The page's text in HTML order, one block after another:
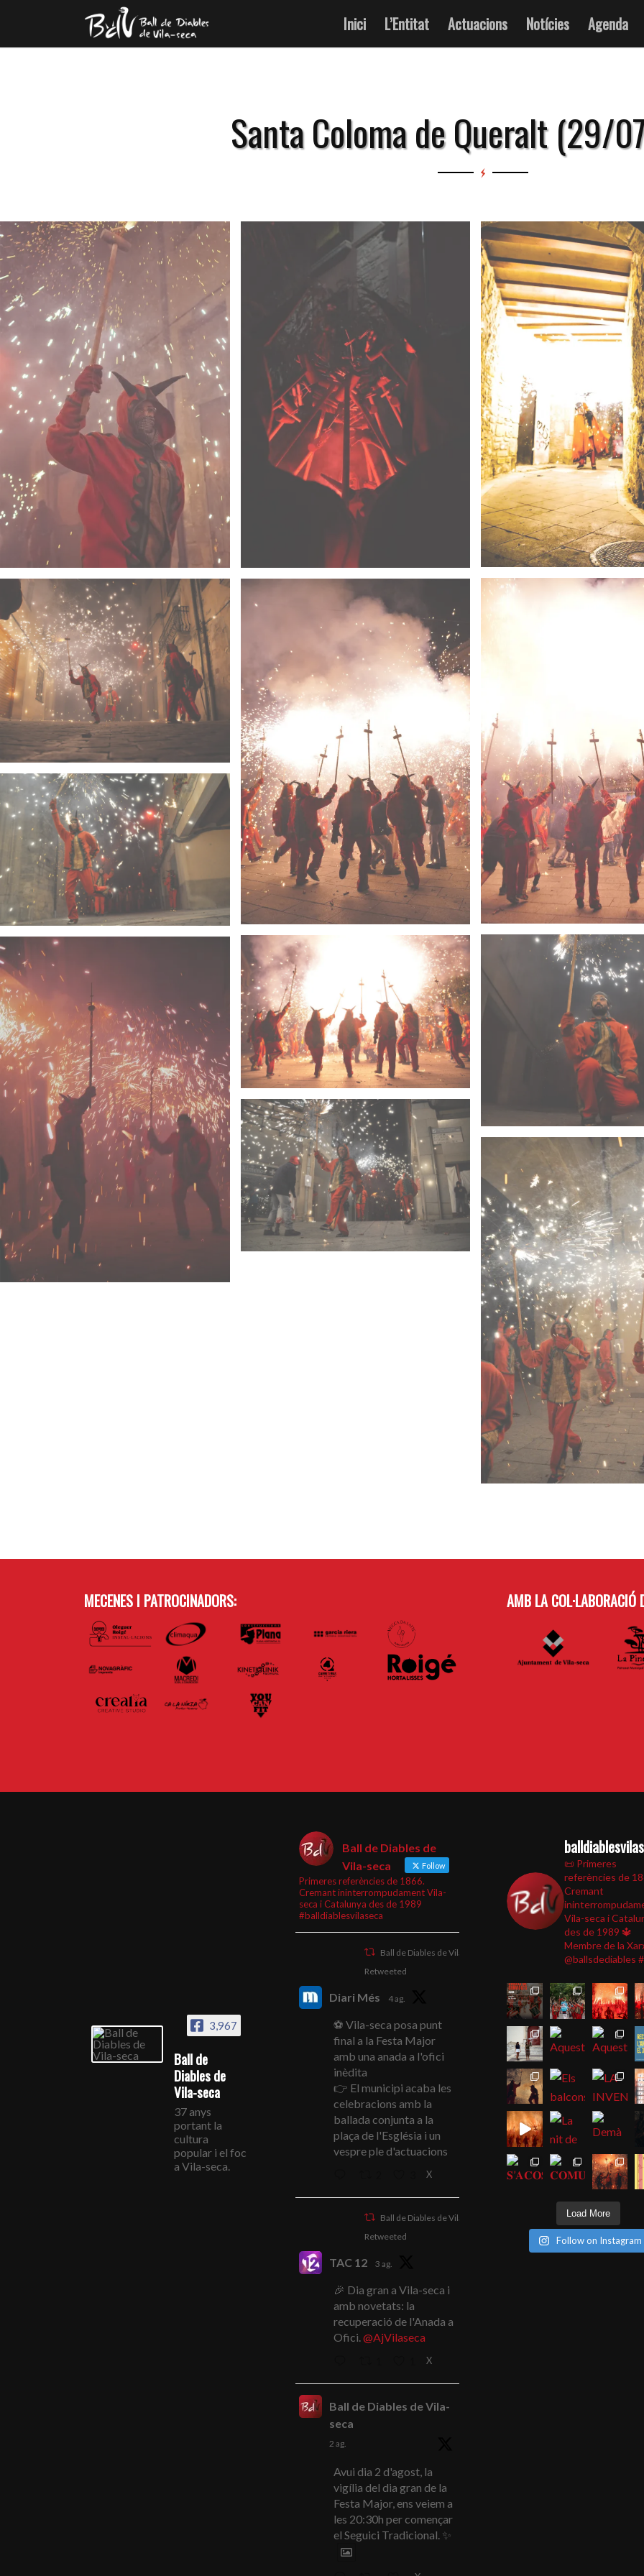
Inici L’Entitat Actuacions Notícies Agenda
Santa Coloma de Queralt (29/
MECENES I PATROCINADORS: AMB LA COL·LABORACIÓ
3,967
Ball de
Diables de
Vila-seca
37 anys
portant la
cultura
popular i el foc
a Vila-seca.
Ball de Diables de
Vila-seca
Follow
Primeres referències de 1866.
Cremant ininterrompudament Vila-
seca i Catalunya des de 1989
#balldiablesvilaseca
Ball de Diables de Vila-seca
Retweeted
Diari Més 4 ag.
⚽ Vila-seca posa punt
final a la Festa Major
amb una anada a l'ofici
inèdita
👉 El municipi acaba les
celebracions amb la
ballada conjunta a la
plaça de l'Església i un
vespre ple d'actuacions
X
Ball de Diables de Vila-seca
Retweeted
TAC 12 3 ag.
🎉 Dia gran a Vila-seca i
amb novetats: la
recuperació de l'Anada a
Ofici.@AjVilaseca
X
Ball de Diables de Vila-
seca
2 ag.
Avui dia 2 d'agost, la
vigília del dia gran de la
Festa Major, ens veiem a
les 20:30h per començar
el Seguici Tradicional. ✨
📜 Primeres
referències de
Cremant
Vila-seca i
des de 1989 🔱
Membre de la
@ballsdediables
Load More
Follow on Instagram